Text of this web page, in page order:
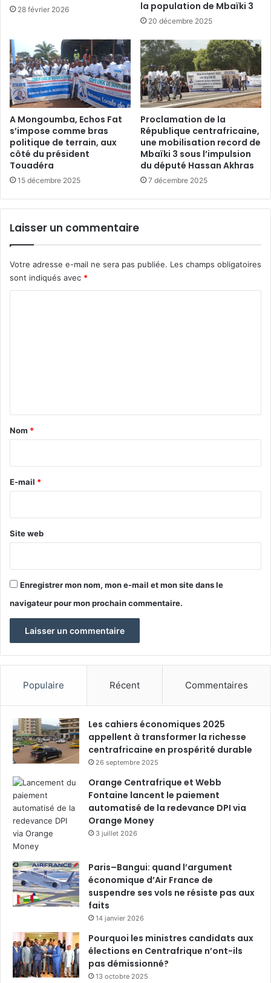
28 février 2026
la population de Mbaïki 3
20 décembre 2025
A Mongoumba, Echos Fat
s’impose comme bras
politique de terrain, aux
côté du président
Touadéra
15 décembre 2025
Proclamation de la
République centrafricaine,
une mobilisation record de
Mbaïki 3 sous l’impulsion
du député Hassan Akhras
7 décembre 2025
Laisser un commentaire
Votre adresse e-mail ne sera pas publiée. Les champs obligatoires
sont indiqués avec *
a
e
Nom *
E-mail *
Site web
Enregistrer mon nom, mon e-mail et mon site dans le
navigateur pour mon prochain commentaire.
Populaire Récent Commentaires
Les cahiers économiques 2025
appellent à transformer la richesse
centrafricaine en prospérité durable
26 septembre 2025
Orange Centrafrique et Webb
Fontaine lancent le paiement
automatisé de la redevance DPI via
Orange Money
3 juillet 2026
Paris–Bangui: quand l’argument
économique d’Air France de
suspendre ses vols ne résiste pas aux
faits
14 janvier 2026
Pourquoi les ministres candidats aux
élections en Centrafrique n’ont-ils
pas démissionné?
13 octobre 2025